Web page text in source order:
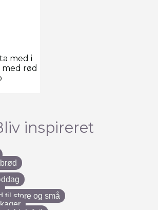
med i
rød
inspireret
til store og små